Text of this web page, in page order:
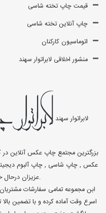
قیمت چاپ تخته شاسی
چاپ آنلاین تخته شاسی
اتوماسیون کارکنان
منشور اخلاقی لابراتوار سهند
لابراتوار سهند
بزرگترین مجتمع چاپ عکس آنلاین در
عکس , چاپ شاسی , چاپ آلبوم
عزیزان درحال خدمت رسانی می باشد.
ابن مجموعه تمامی سفارشات
اسرع وقت آماده کرده و با تضمین